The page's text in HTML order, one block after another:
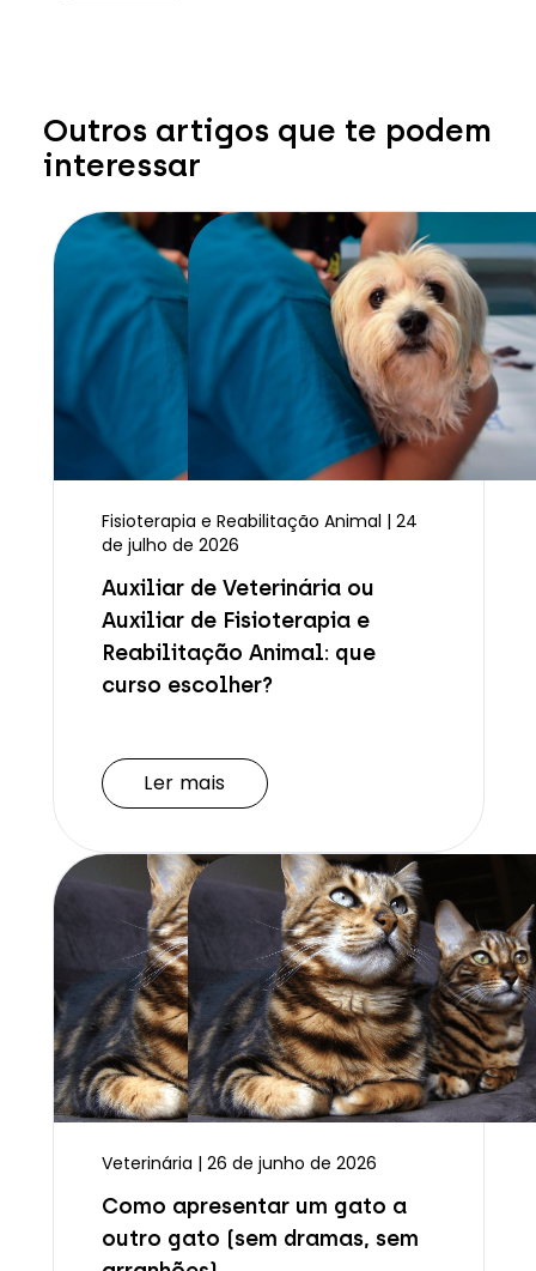
Outros artigos que te podem
interessar
Fisioterapia e Reabilitação Animal | 24
de julho de 2026
Auxiliar de Veterinária ou
Auxiliar de Fisioterapia e
Reabilitação Animal: que
curso escolher?
Ler mais
Veterinária | 26 de junho de 2026
Como apresentar um gato a
outro gato (sem dramas, sem